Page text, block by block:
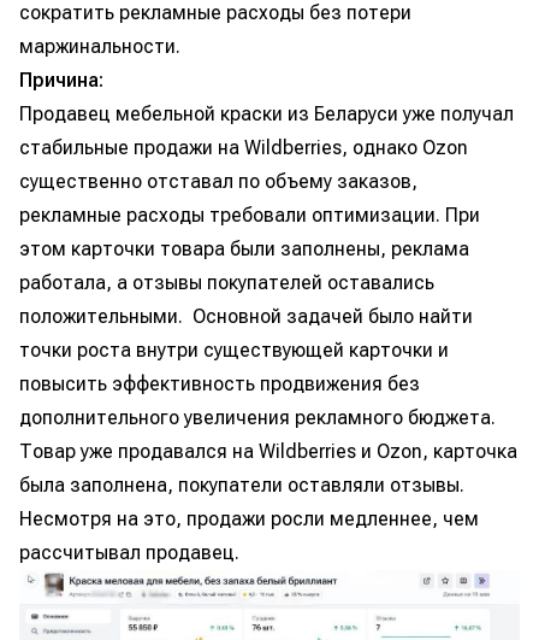
сократить рекламные расходы без потери
маржинальности.
Причина:
Продавец мебельной краски из Беларуси уже получал
стабильные продажи на Wildberries, однако Ozon
существенно отставал по объему заказов,
рекламные расходы требовали оптимизации. При
этом карточки товара были заполнены, реклама
работала, а отзывы покупателей оставались
положительными. Основной задачей было найти
точки роста внутри существующей карточки и
повысить эффективность продвижения без
дополнительного увеличения рекламного бюджета.
Товар уже продавался на Wildberries и Ozon, карточка
была заполнена, покупатели оставляли отзывы.
Несмотря на это, продажи росли медленнее, чем
рассчитывал продавец.